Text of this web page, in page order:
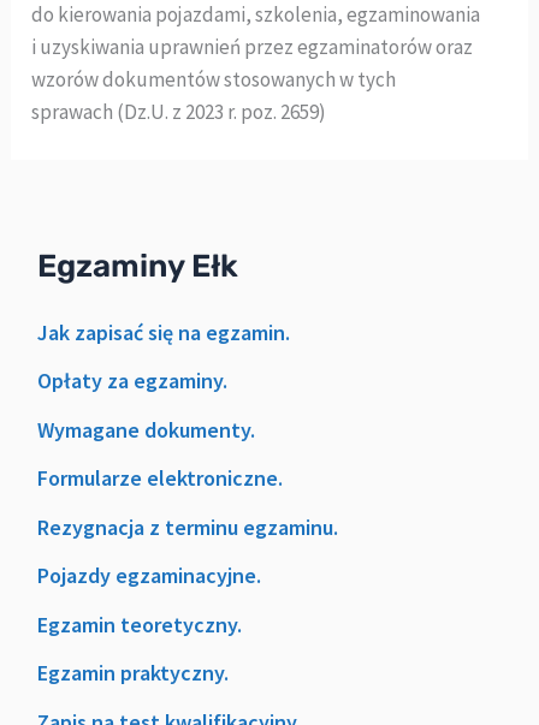
do kierowania pojazdami, szkolenia, egzaminowania
i uzyskiwania uprawnień przez egzaminatorów oraz
wzorów dokumentów stosowanych w tych
sprawach (Dz.U. z 2023 r. poz. 2659)
Egzaminy Ełk
Jak zapisać się na egzamin.
Opłaty za egzaminy.
Wymagane dokumenty.
Formularze elektroniczne.
Rezygnacja z terminu egzaminu.
Pojazdy egzaminacyjne.
Egzamin teoretyczny.
Egzamin praktyczny.